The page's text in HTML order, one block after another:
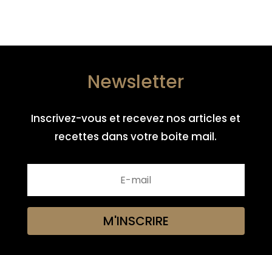
Newsletter
Inscrivez-vous et recevez nos articles et
recettes dans votre boite mail.
M'INSCRIRE